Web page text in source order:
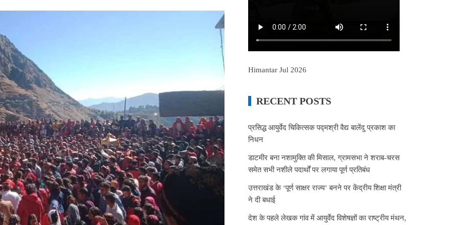
Himantar Jul 2026
RECENT POSTS
प्रसिद्ध आयुर्वेद चिकित्सक पद्मश्री वैद्य बालेंदु प्रकाश का
निधन
डाटमीर बना नशामुक्ति की मिसाल, ग्रामसभा ने शराब-चरस
समेत सभी नशीले पदार्थों पर लगाया पूर्ण प्रतिबंध
उत्तराखंड के ‘पूर्ण साक्षर राज्य’ बनने पर केंद्रीय शिक्षा मंत्री
ने दी बधाई
देश के पहले लेखक गांव में आयुर्वेद विशेषज्ञों का राष्ट्रीय मंथन,